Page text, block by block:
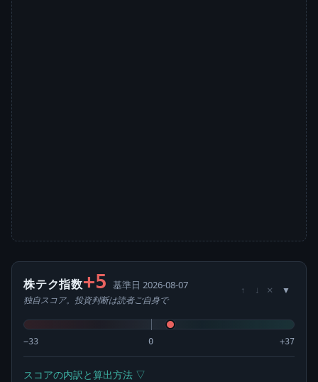
株テク指数+5 基準日 2026-08-07
独自スコア。投資判断は読者ご自身で
↑ ↓ ×
−33 0 +37
スコアの内訳と算出方法 ▽